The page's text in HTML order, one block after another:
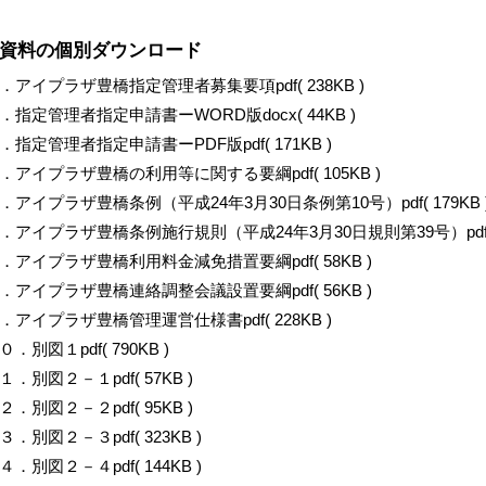
資料の個別ダウンロード
アイプラザ豊橋指定管理者募集要項pdf( 238KB )
．指定管理者指定申請書ーWORD版docx( 44KB )
指定管理者指定申請書ーPDF版pdf( 171KB )
アイプラザ豊橋の利用等に関する要綱pdf( 105KB )
アイプラザ豊橋条例（平成24年3月30日条例第10号）pdf( 179KB
アイプラザ豊橋条例施行規則（平成24年3月30日規則第39号）
アイプラザ豊橋利用料金減免措置要綱pdf( 58KB )
アイプラザ豊橋連絡調整会議設置要綱pdf( 56KB )
アイプラザ豊橋管理運営仕様書pdf( 228KB )
．別図１pdf( 790KB )
．別図２－１pdf( 57KB )
．別図２－２pdf( 95KB )
．別図２－３pdf( 323KB )
．別図２－４pdf( 144KB )